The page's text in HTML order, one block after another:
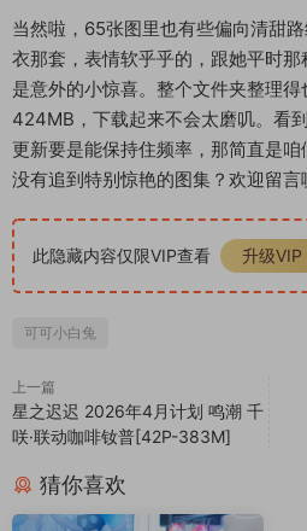
当然啦，65张图里也有些偏向清甜
衣那套，表情软乎乎的，跟她平时
是意外的小惊喜。整个文件夹整理
424MB，下载起来不会太磨叽。看
更新要是能保持住频率，那简直是
没有追到特别惊艳的图集？欢迎留言
此隐藏内容仅限VIP查看 升级VIP
可可小白兔
上一篇
星之迟迟 2026年4月计划 鸣潮 千
咲·联动咖啡钕普[42P-383M]
猜你喜欢